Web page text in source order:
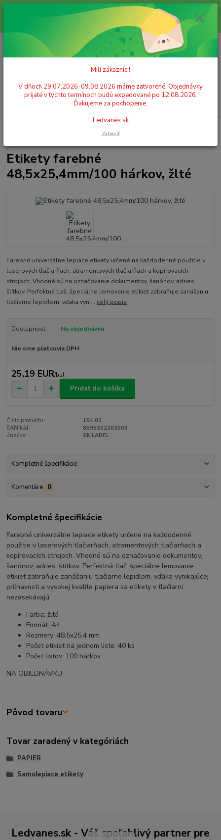
Milí zákazníci! V dňoch 29.07.2026-09.08.2026 máme zatvorené.
Objednávky prijaté v týchto termínoch budú expedované po 12.08.2026.
Ďakujeme za pochopenie. Ledvanes.sk
+421 908 755 958
Po. - Pia. od 9:00 hod. - 16:00 hod.
za0,00 EUR
Etikety farebné
48,5x25,4mm/100 hárkov, žlté
Farebné univerzálne lepiace etikety určené na každodenné použitie v
laserových tlačiarňach, atramentových tlačiarňach a kopírovacích
strojoch. Vhodné sú na označovanie dokumentov, šanónov, adries,
štítkov. Perfektná tlač, špeciálne lemovanie etikiet zabraňuje zanášaniu
tlačiarne lepidlom, vďaka vyni... celý popis
Dostupnosť Na objednávku
Nie sme platcovia DPH
25,19 EUR/bal
Pridať do košíka
Číslo produktu:
154.02
EAN kód:
8595302203003
Značka:
SK LABEL
Kompletné špecifikácie
Komentáre 0
Kompletné špecifikácie
Farebné univerzálne lepiace etikety určené na každodenné
použitie v laserových tlačiarňach, atramentových tlačiarňach a
kopírovacích strojoch. Vhodné sú na označovanie dokumentov,
šanónov, adries, štítkov. Perfektná tlač, špeciálne lemovanie
etikiet zabraňuje zanášaniu tlačiarne lepidlom, vďaka vynikajúcej
priľnavosti a vysokej kvalite papiera sa etikety v tlačiarni
nezasekávajú.
Farba: žltá
Formát: A4
Rozmery: 48,5x25,4 mm
Počet etikiet na jednom liste: 40 ks
Počet listov: 100 hárkov
NA OBJEDNÁVKU
Pôvod tovaru
Tovar zaradený v kategóriách
PAPIER
Samolepiace etikety
Ledvanes.sk - Váš spoľahlivý partner pre
Milí zákazníci!
V dňoch 29.07.2026-09.08.2026 máme zatvorené. Objednávky
prijaté v týchto termínoch budú expedované po 12.08.2026.
Ďakujeme za pochopenie.
Ledvanes.sk
Zatvoriť